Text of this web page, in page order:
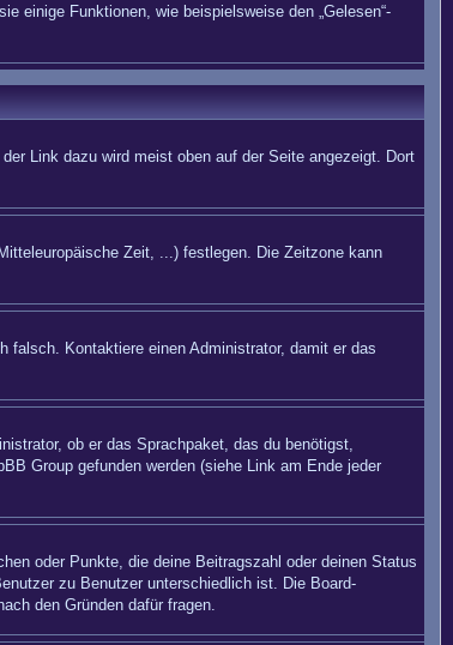
einige Funktionen, wie beispielsweise den „Gelesen“-
Link dazu wird meist oben auf der Seite angezeigt. Dort
Zeit, ...) festlegen. Die Zeitzone kann
Kontaktiere einen Administrator, damit er das
ob er das Sprachpaket, das du benötigst,
Group gefunden werden (siehe Link am Ende jeder
oder Punkte, die deine Beitragszahl oder deinen Status
zu Benutzer unterschiedlich ist. Die Board-
den Gründen dafür fragen.